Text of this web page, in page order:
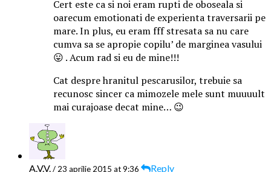
Cert este ca si noi eram rupti de oboseala si
oarecum emotionati de experienta traversarii pe
mare. In plus, eu eram fff stresata sa nu care
cumva sa se apropie copilu’ de marginea vasului
😛 . Acum rad si eu de mine!!!
Cat despre hranitul pescarusilor, trebuie sa
recunosc sincer ca mimozele mele sunt muuuult
mai curajoase decat mine… 😉
A.V.V./ 23 aprilie 2015 at 9:36 Reply